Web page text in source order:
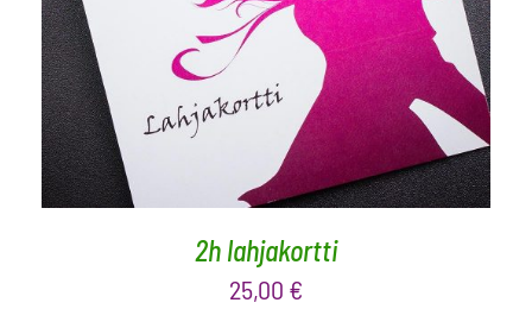
2h lahjakortti
25,00 €